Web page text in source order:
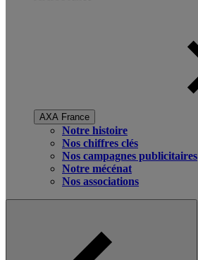
AXA France
Notre histoire
Nos chiffres clés
Nos campagnes publicitaires
Notre mécénat
Nos associations